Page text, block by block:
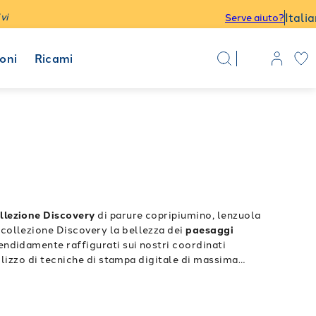
Serve aiuto?
Ricami
Discovery di parure copripiumino, lenzuola
Discovery la bellezza deipaesaggi
raffigurati sui nostri coordinati
di tecniche di stampa digitale di massima
Terra ripresa dallo